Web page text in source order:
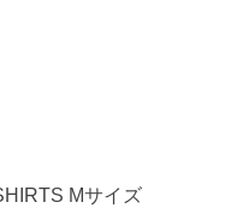
Mサイズ